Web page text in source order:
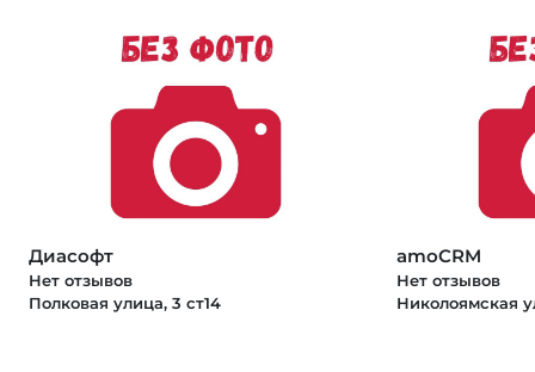
Диасофт
Нет отзывов
Полковая улица, 3 ст14
amoCRM
Нет отзывов
Николоямская